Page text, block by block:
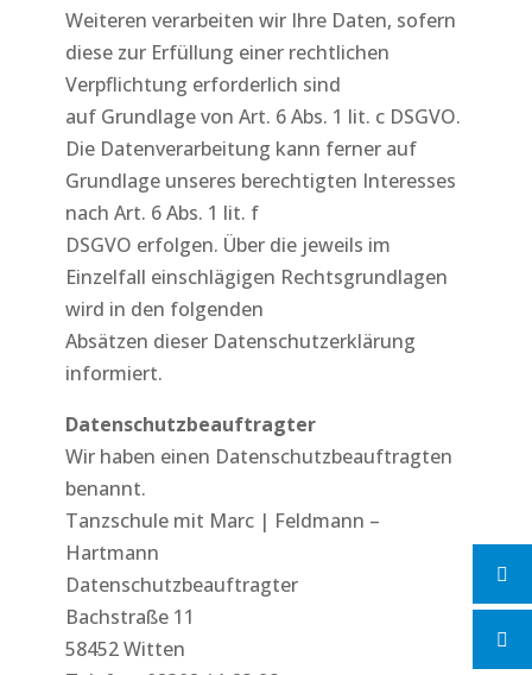
Weiteren verarbeiten wir Ihre Daten, sofern
diese zur Erfüllung einer rechtlichen
Verpflichtung erforderlich sind
auf Grundlage von Art. 6 Abs. 1 lit. c DSGVO.
Die Datenverarbeitung kann ferner auf
Grundlage unseres berechtigten Interesses
nach Art. 6 Abs. 1 lit. f
DSGVO erfolgen. Über die jeweils im
Einzelfall einschlägigen Rechtsgrundlagen
wird in den folgenden
Absätzen dieser Datenschutzerklärung
informiert.
Datenschutzbeauftragter
Wir haben einen Datenschutzbeauftragten
benannt.
Tanzschule mit Marc | Feldmann –
Hartmann
Datenschutzbeauftragter
Bachstraße 11
58452 Witten